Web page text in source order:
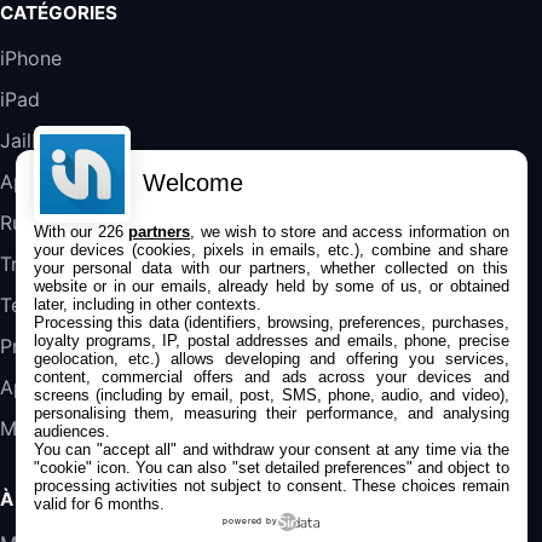
45,98€
CATÉGORIES
iPhone
iPad
Jailbreak
Applications
Rumeurs
Trucs & astuces
Tests
Promos
Apple
Mac
À PROPOS
Welcome
With our 226partners , we wish to store and access information on
your devices (cookies, pixels in emails, etc.), combine and share
your personal data with our partners, whether collected on this
website or in our emails, already held by some of us, or obtained
later, including in other contexts.
Processing this data (identifiers, browsing, preferences, purchases,
loyalty programs, IP, postal addresses and emails, phone, precise
geolocation, etc.) allows developing and offering you services,
content, commercial offers and ads across your devices and
screens (including by email, post, SMS, phone, audio, and video),
personalising them, measuring their performance, and analysing
audiences.
You can "accept all" and withdraw your consent at any time via the
"cookie" icon. You can also "set detailed preferences" and object to
processing activities not subject to consent. These choices remain
valid for 6 months.
powered by